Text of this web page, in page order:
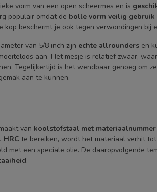
vorm van een open scheermes en is
populair omdat de bolle vorm veilig
kop beschermt je ook tegen verwondingen bij
van 5/8 inch zijn echte allrounders en
aan. Het mesje is relatief zwaar,
Tegelijkertijd is het wendbaar genoeg om
aan te kunnen.
van koolstofstaal met materiaalnummer
HRC te bereiken, wordt het materiaal verhit
met een speciale olie. De daaropvolgende
.